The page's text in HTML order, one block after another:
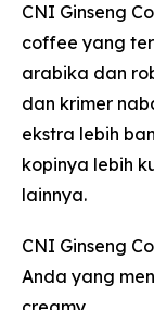
CNI Ginseng
coffee yang
arabika dan
dan krimer
ekstra lebih
kopinya lebih
lainnya.
CNI Ginseng
Anda yang